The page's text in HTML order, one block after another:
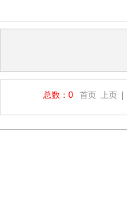
总数：0 首页 上页